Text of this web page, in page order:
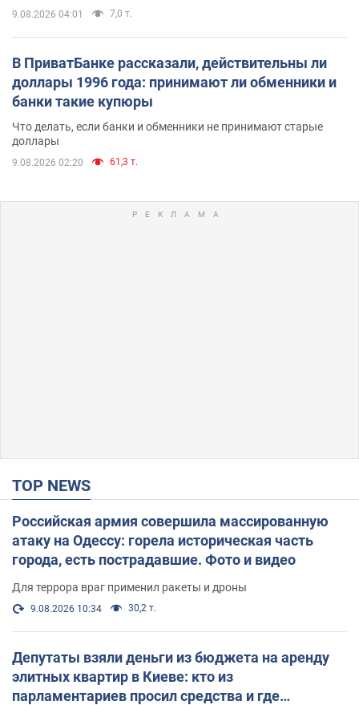
9.08.2026 04:01 7,0 т.
В ПриватБанке рассказали, действительны ли
доллары 1996 года: принимают ли обменники и
банки такие купюры
Что делать, если банки и обменники не принимают старые
доллары
9.08.2026 02:20 61,3 т.
TOP NEWS
Российская армия совершила массированную
атаку на Одессу: горела историческая часть
города, есть пострадавшие. Фото и видео
Для террора враг применил ракеты и дроны
9.08.2026 10:34 30,2 т.
Депутаты взяли деньги из бюджета на аренду
элитных квартир в Киеве: кто из
парламентариев просил средства и где